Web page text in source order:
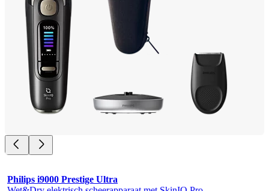
Philips i9000 Prestige Ultra